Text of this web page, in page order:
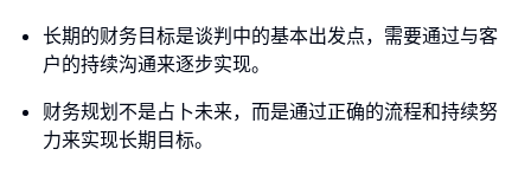
长期的财务目标是谈判中的基本出发点，需要通过与客
户的持续沟通来逐步实现。
财务规划不是占卜未来，而是通过正确的流程和持续努
力来实现长期目标。